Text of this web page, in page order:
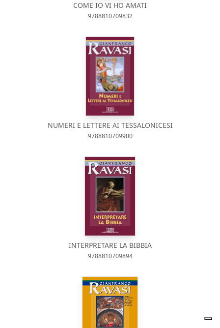
COME IO VI HO AMATI
9788810709832
NUMERI E LETTERE AI TESSALONICESI
9788810709900
INTERPRETARE LA BIBBIA
9788810709894